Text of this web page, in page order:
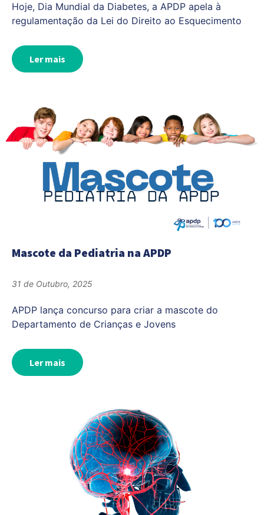
Hoje, Dia Mundial da Diabetes, a APDP apela à
regulamentação da Lei do Direito ao Esquecimento
Ler mais
Mascote da Pediatria na APDP
31 de Outubro, 2025
APDP lança concurso para criar a mascote do
Departamento de Crianças e Jovens
Ler mais